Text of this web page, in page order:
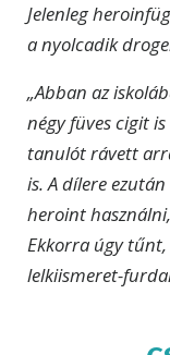
Jelenleg
a nyolcadik
„Abban az
négy füves cigit
tanulót rávett
is. A dílere
heroint
Ekkorra úgy
lelkiismeret-